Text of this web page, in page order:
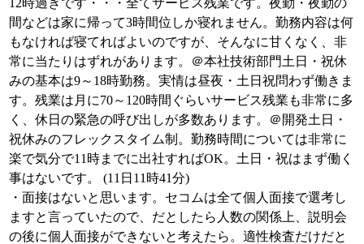
12時過ぎです・・・全てサービス残業です。夜勤・夜勤の
間などは家に帰って3時間位しか寝れません。勤務内容は何
もなければ寝てればよいのですが、そんなに甘くなく、非
常に当たりはずれがあります。＠本社技術部門土日・祝休
みの基本は9～18時勤務。実情は昼夜・土日祝問わず働きま
す。残業は月に70～120時間ぐらいサービス残業も非常に多
く、休日の緊急の呼び出しが多数あります。＠開発土日・
祝休みのフレックスタイム制。勤務時間については非常に
楽で気分で11時までに出社すればOK。土日・祝はまず働く
事はないです。 (11日11時41分)
・面接はないと思います。セコムは全て個人面接で選考し
ますと言っていたので、だとしたら人数の関係上、説明会
の後に個人面接ができないと考えたら。適性検査だけだと